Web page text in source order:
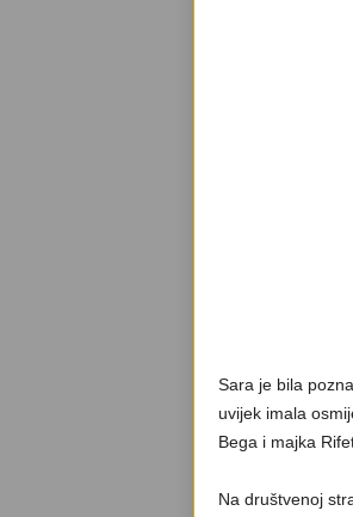
Sara je bila
uvijek imala
Bega i majka
Na društvenoj